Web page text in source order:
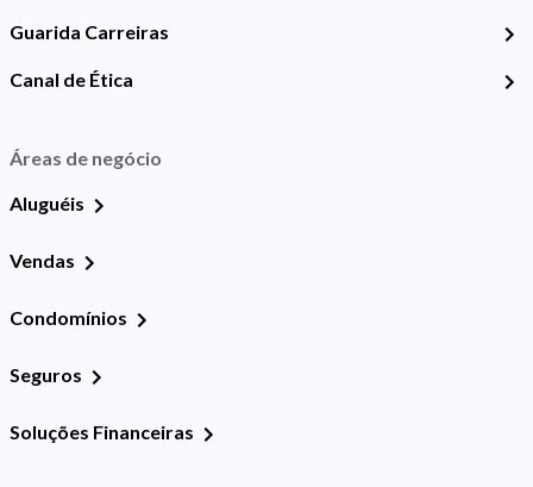
Guarida Carreiras
Canal de Ética
Áreas de negócio
Aluguéis
Vendas
Condomínios
Seguros
Soluções Financeiras